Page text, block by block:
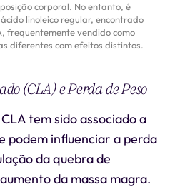
corporal. No entanto, é
linoleico regular, encontrado
frequentemente vendido como
diferentes com efeitos distintos.
(CLA) e Perda de Peso
tem sido associado a
podem influenciar a perda
da quebra de
da massa magra.